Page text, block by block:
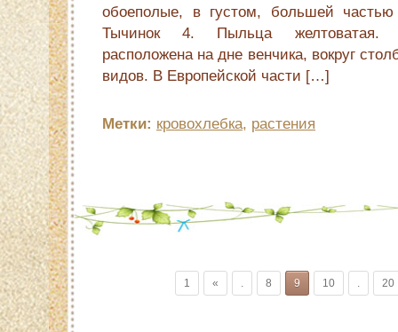
обоеполые, в густом, большей частью
Тычинок 4. Пыльца желтоватая.
расположена на дне венчика, вокруг
видов. В Европейской части […]
Метки: кровохлебка, растения
1 « . 8 9 10 . 20